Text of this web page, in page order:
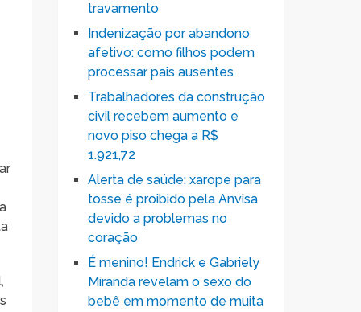
travamento
Indenização por abandono
afetivo: como filhos podem
processar pais ausentes
Trabalhadores da construção
civil recebem aumento e
novo piso chega a R$
1.921,72
Alerta de saúde: xarope para
tosse é proibido pela Anvisa
devido a problemas no
coração
É menino! Endrick e Gabriely
Miranda revelam o sexo do
bebê em momento de muita